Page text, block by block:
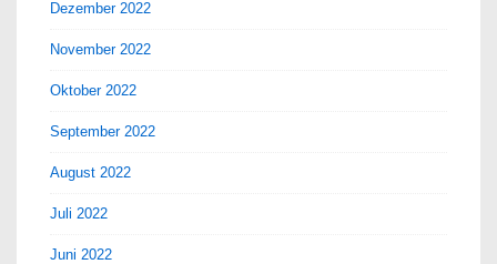
Dezember 2022
November 2022
Oktober 2022
September 2022
August 2022
Juli 2022
Juni 2022